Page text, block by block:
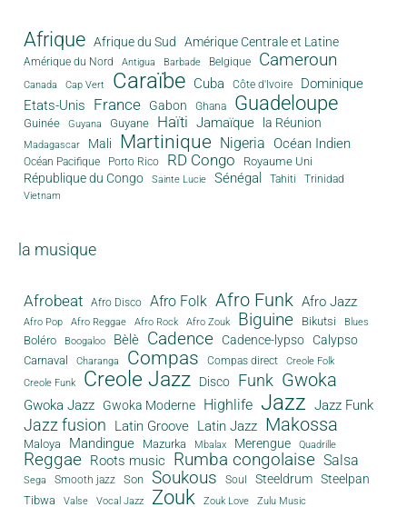
Afrique Afrique du Sud Amérique Centrale et Latine
Amérique du Nord Antigua Barbade Belgique Cameroun
Canada Cap Vert Caraïbe Cuba Côte d'Ivoire
Dominique
Etats-Unis
France Gabon Ghana Guadeloupe
Guinée Guyana Guyane Haïti Jamaïque la Réunion
Madagascar Mali Martinique Nigeria Océan Indien
Océan Pacifique Porto Rico RD Congo Royaume Uni
République du Congo Sainte Lucie Sénégal Tahiti Trinidad
Vietnam
la musique
Afrobeat Afro Disco Afro Folk Afro Funk Afro Jazz
Afro Pop Afro Reggae Afro Rock Afro Zouk Biguine Bikutsi Blues
Boléro Boogaloo Bèlè Cadence Cadence-lypso Calypso
Carnaval Charanga Compas Compas direct
Creole Folk
Creole Funk
Creole Jazz Disco Funk Gwoka
Gwoka Jazz Gwoka Moderne Highlife Jazz Jazz Funk
Jazz fusion Latin Groove Latin Jazz Makossa
Maloya Mandingue Mazurka Mbalax Merengue Quadrille
Reggae Roots music Rumba congolaise Salsa
Sega Smooth jazz Son Soukous Soul Steeldrum Steelpan
Tibwa Valse Vocal Jazz Zouk Zouk Love Zulu Music